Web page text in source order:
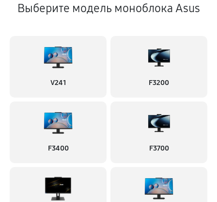
Выберите модель моноблока Asus
V241 F3200
F3400 F3700